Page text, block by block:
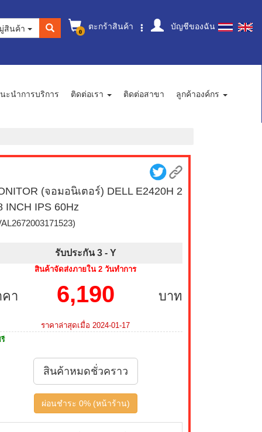
0 ตะกร้าสินค้า บัญชีของฉัน
สินค้า
ะนำการบริการ ติดต่อเรา ติดต่อสาขา
ลูกค้าองค์กร
(จอมอนิเตอร์) DELL E2420H 2
INCH IPS 60Hz
รับประกัน 3 - Y
สินค้าจัดส่งภายใน 2 วันทำการ
คา บาท
6,190
ราคาล่าสุดเมื่อ 2024-01-17
สินค้าหมดชั่วคราว
ผ่อนชำระ 0% (หน้าร้าน)